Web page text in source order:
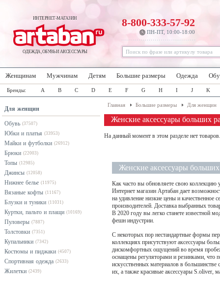
ИНТЕРНЕТ-МАГАЗИН
ОДЕЖДА, ОБУВЬ И АКСЕССУАРЫ
8-800-333-57-92
ПН-ПТ, 10:00-18:00
Женщинам Мужчинам Детям Большие размеры Одежда
Бренды: A B C D E F G H I J K
Для женщин
Обувь (37507)
Юбки и платья (33953)
Майки и футболки (26912)
Брюки (22003)
Топы (12985)
Джинсы (12058)
Нижнее белье (11975)
Вязаные кофты (11167)
Блузки и туники (11031)
Куртки, пальто и плащи (10169)
Пуловеры (7887)
Толстовки (7351)
Купальники (7342)
Костюмы и пиджаки (4507)
Спортивная одежда (2633)
Жилетки (2439)
Главная Большие размеры Для женщин
Женские аксессуары больших
На данный момент в этом разделе нет
Женские аксессуары
Как часто вы обновляете свою коллекцию
Интернет магазин Артабан дает
на удивление низкие цены и качественное
производителей. Доставка выбранных
В 2020 году вы легко станете известной
фешн индустрии.
С некоторых пор нестандартные формы
коллекциях присутствуют аксессуары
дискомфортных ощущений во время
оснащены регуляторами и резинками, что
искусственных материалов в
их, а также красивые аксессуары